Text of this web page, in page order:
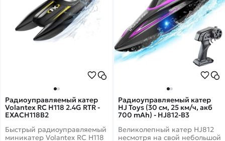
Радиоуправляемый катер
Volantex RC H118 2.4G RTR -
EXACH118B2
Быстрый радиоуправляемый
миникатер Volantex RC H118
Радиоуправляемый катер
HJ Toys (30 см, 25 км/ч, акб
700 mAh) - HJ812-B3
Великолепный катер HJ812
несмотря на свой небольшой